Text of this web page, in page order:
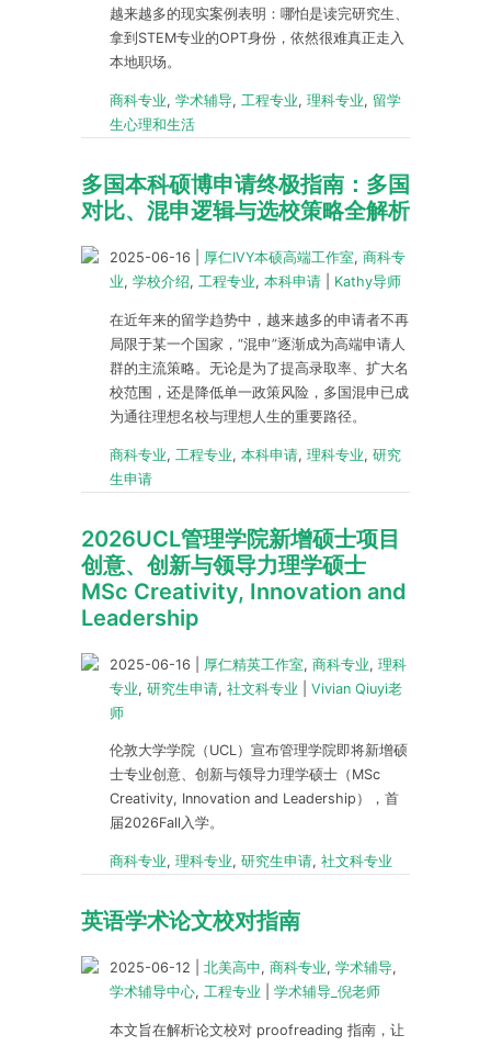
越来越多的现实案例表明：哪怕是读完研究生、
拿到STEM专业的OPT身份，依然很难真正走入
本地职场。
商科专业, 学术辅导, 工程专业, 理科专业, 留学
生心理和生活
多国本科硕博申请终极指南：多国
对比、混申逻辑与选校策略全解析
2025-06-16 厚仁IVY本硕高端工作室, 商科专
业, 学校介绍, 工程专业, 本科申请 Kathy导师
在近年来的留学趋势中，越来越多的申请者不再
局限于某一个国家，“混申”逐渐成为高端申请人
群的主流策略。无论是为了提高录取率、扩大名
校范围，还是降低单一政策风险，多国混申已成
为通往理想名校与理想人生的重要路径。
商科专业, 工程专业, 本科申请, 理科专业, 研究
生申请
2026UCL管理学院新增硕士项目
创意、创新与领导力理学硕士
MSc Creativity, Innovation and
Leadership
2025-06-16 厚仁精英工作室, 商科专业, 理科
专业, 研究生申请, 社文科专业
Vivian Qiuyi老
师
伦敦大学学院（UCL）宣布管理学院即将新增硕
士专业创意、创新与领导力理学硕士（MSc
Creativity, Innovation and Leadership），首
届2026Fall入学。
商科专业, 理科专业, 研究生申请, 社文科专业
英语学术论文校对指南
2025-06-12 北美高中, 商科专业, 学术辅导,
学术辅导中心, 工程专业 学术辅导_倪老师
本文旨在解析论文校对 proofreading 指南，让